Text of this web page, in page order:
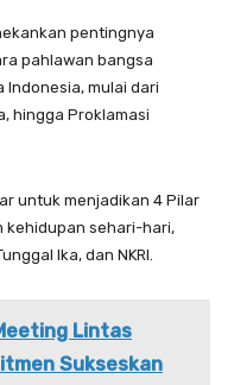
pentingnya
pahlawan bangsa
Indonesia, mulai dari
hingga Proklamasi
untuk menjadikan 4 Pilar
kehidupan sehari-hari,
Ika, dan NKRI.
Lintas
Sukseskan